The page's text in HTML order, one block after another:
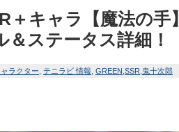
＋キャラ【魔法の手】
＆ステータス詳細！
ラクター テニラビ 情報 GREEN SSR 鬼十次郎